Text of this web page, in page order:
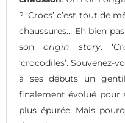
? ‘Crocs’ c’est tout de
chaussures… Eh bien
sonorigin story.
‘crocodiles’. Souvenez-
à ses débuts un
finalement évolué pour
plus épurée. Mais